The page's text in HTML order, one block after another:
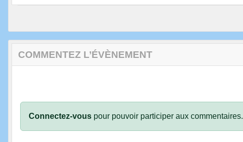
COMMENTEZ L’ÉVÈNEMENT
Connectez-vous pour pouvoir participer aux commentaires.